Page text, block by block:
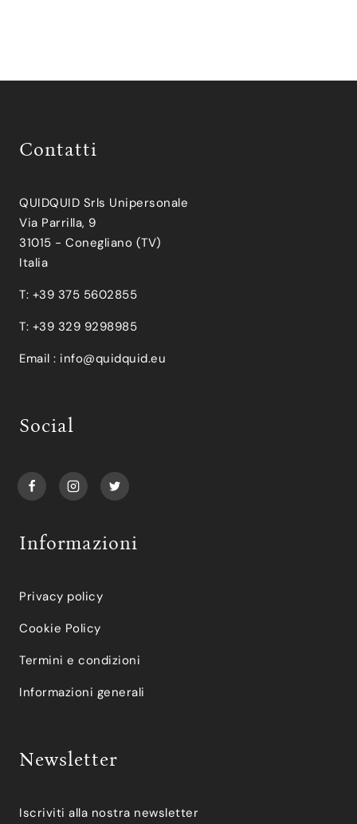
Contatti
QUIDQUID Srls Unipersonale
Via Parrilla, 9
31015 - Conegliano (TV)
Italia
T: +39 375 5602855
T: +39 329 9298985
Email : info@quidquid.eu
Social
Informazioni
Privacy policy
Cookie Policy
Termini e condizioni
Informazioni generali
Newsletter
Iscriviti alla nostra newsletter